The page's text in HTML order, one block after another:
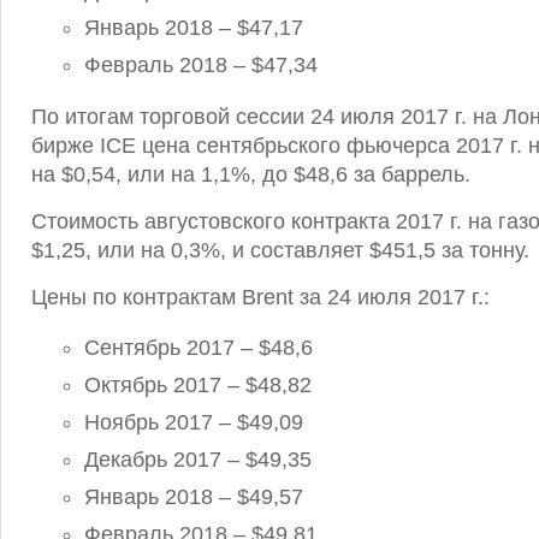
Январь 2018 – $47,17
Февраль 2018 – $47,34
По итогам торговой сессии 24 июля 2017 г. на
бирже ICE цена сентябрьского фьючерса 2017
на $0,54, или на 1,1%, до $48,6 за баррель.
Стоимость августовского контракта 2017 г. на
$1,25, или на 0,3%, и составляет $451,5 за тонну.
Цены по контрактам Brent за 24 июля 2017 г.:
Сентябрь 2017 – $48,6
Октябрь 2017 – $48,82
Ноябрь 2017 – $49,09
Декабрь 2017 – $49,35
Январь 2018 – $49,57
Февраль 2018 – $49,81